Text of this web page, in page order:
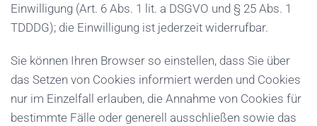
Einwilligung (Art. 6 Abs. 1 lit. a DSGVO und § 25 Abs. 1
TDDDG); die Einwilligung ist jederzeit widerrufbar.
Sie können Ihren Browser so einstellen, dass Sie über
das Setzen von Cookies informiert werden und Cookies
nur im Einzelfall erlauben, die Annahme von Cookies für
bestimmte Fälle oder generell ausschließen sowie das